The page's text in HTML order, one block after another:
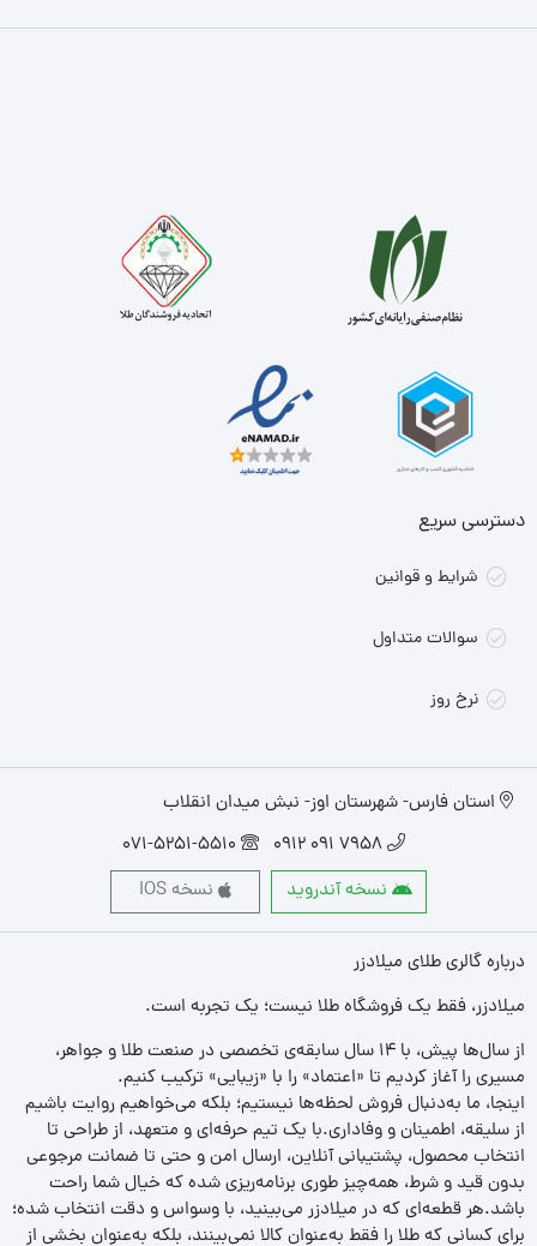
دسترسی سریع
شرایط و قوانین
سوالات متداول
نرخ روز
استان فارس- شهرستان اوز- نبش میدان انقلاب
7958 091 0912
071-5251-5510
نسخه آندروید
نسخه IOS
درباره گالری طلای میلادزر
میلادزر، فقط یک فروشگاه طلا نیست؛ یک تجربه‌ است.
از سال‌ها پیش، با ۱۴ سال سابقه‌ی تخصصی در صنعت طلا و جواهر،
مسیری را آغاز کردیم تا «اعتماد» را با «زیبایی» ترکیب کنیم.
اینجا، ما به‌دنبال فروش لحظه‌ها نیستیم؛ بلکه می‌خواهیم روایت باشیم
از سلیقه، اطمینان و وفاداری.با یک تیم حرفه‌ای و متعهد، از طراحی تا
انتخاب محصول، پشتیبانی آنلاین، ارسال امن و حتی تا ضمانت مرجوعی
بدون قید و شرط، همه‌چیز طوری برنامه‌ریزی شده که خیال شما راحت
باشد.هر قطعه‌ای که در میلادزر می‌بینید، با وسواس و دقت انتخاب شده؛
برای کسانی که طلا را فقط به‌عنوان کالا نمی‌بینند، بلکه به‌عنوان بخشی از